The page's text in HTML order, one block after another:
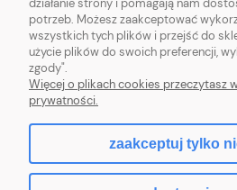
INFORMACJE
O NAS
działanie strony i pomagają nam
potrzeb. Możesz zaakceptować
wszystkich tych plików i przejść do
użycie plików do swoich preferencji,
zgody".
Więcej o plikach cookies przeczytasz
prywatności.
zaakceptuj tylko